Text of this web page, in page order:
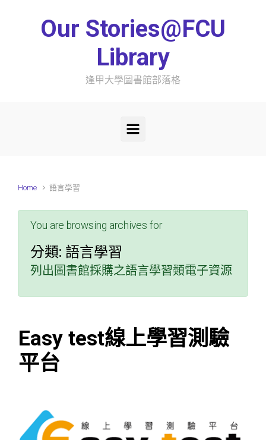
Our Stories@FCU
Library
逢甲大學圖書館部落格
Home 語言學習
You are browsing archives for
分類: 語言學習
列出圖書館採購之語言學習類電子資源
Easy test線上學習測驗
平台